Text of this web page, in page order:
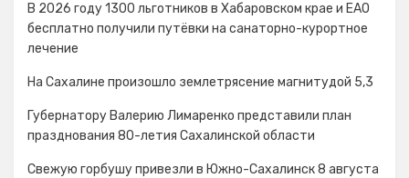
В 2026 году 1300 льготников в Хабаровском крае и ЕАО
бесплатно получили путёвки на санаторно-курортное
лечение
На Сахалине произошло землетрясение магнитудой 5,3
Губернатору Валерию Лимаренко представили план
празднования 80-летия Сахалинской области
Свежую горбушу привезли в Южно-Сахалинск 8 августа